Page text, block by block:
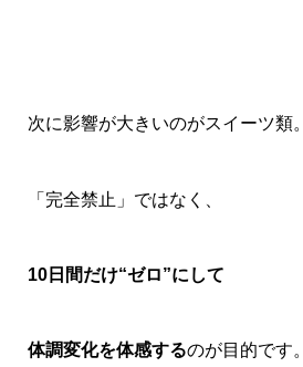
次に影響が大きいのがスイーツ類。
「完全禁止」ではなく、
10日間だけ“ゼロ”にして
体調変化を体感するのが目的です。